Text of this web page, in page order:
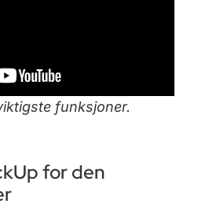
funksjoner.
for den